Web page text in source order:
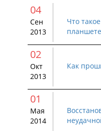
04
Сен
2013
Что
02
Окт
2013
Как
01
Мая
2014